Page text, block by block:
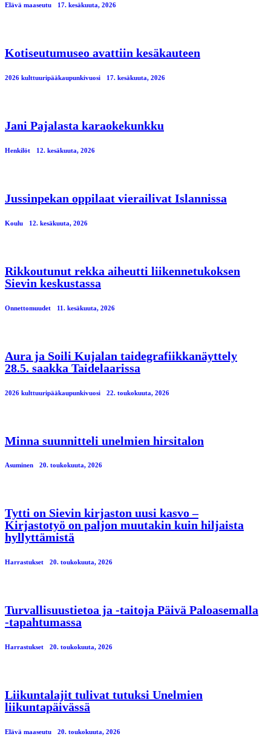
Elävä maaseutu 17. kesäkuuta, 2026
Kotiseutumuseo avattiin kesäkauteen
2026 kulttuuripääkaupunkivuosi 17. kesäkuuta, 2026
Jani Pajalasta karaokekunkku
Henkilöt 12. kesäkuuta, 2026
Jussinpekan oppilaat vierailivat Islannissa
Koulu 12. kesäkuuta, 2026
Rikkoutunut rekka aiheutti liikennetukoksen
Sievin keskustassa
Onnettomuudet 11. kesäkuuta, 2026
Aura ja Soili Kujalan taidegrafiikkanäyttely
28.5. saakka Taidelaarissa
2026 kulttuuripääkaupunkivuosi 22. toukokuuta, 2026
Minna suunnitteli unelmien hirsitalon
Asuminen 20. toukokuuta, 2026
Tytti on Sievin kirjaston uusi kasvo –
Kirjastotyö on paljon muutakin kuin hiljaista
hyllyttämistä
Harrastukset 20. toukokuuta, 2026
Turvallisuustietoa ja -taitoja Päivä Paloasemalla
-tapahtumassa
Harrastukset 20. toukokuuta, 2026
Liikuntalajit tulivat tutuksi Unelmien
liikuntapäivässä
Elävä maaseutu 20. toukokuuta, 2026